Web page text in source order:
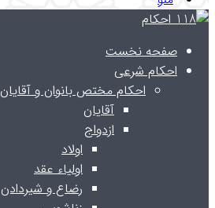
صفحه نخست
احکام شرعی
احکام مختص بانوان و آقایان
آقایان
ازدواج
اولاد
اولیاء عقد
رضاع و شیردادن